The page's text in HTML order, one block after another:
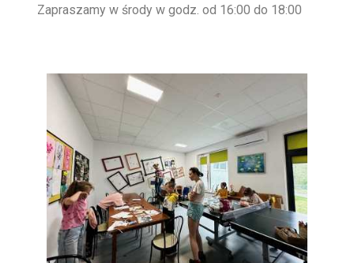
Zapraszamy w środy w godz. od 16:00 do 18:00